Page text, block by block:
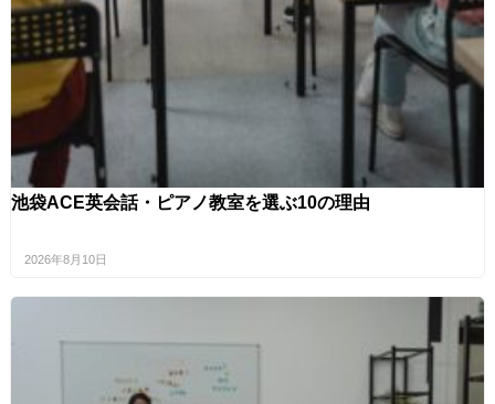
池袋ACE英会話・ピアノ教室を選ぶ10の理由
2026年8月10日